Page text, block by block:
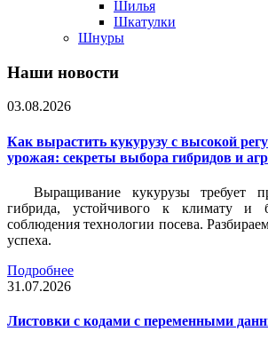
Шилья
Шкатулки
Шнуры
Наши новости
03.08.2026
Как вырастить кукурузу с высокой
урожая: секреты выбора гибридов и
Выращивание кукурузы требует
гибрида, устойчивого к климату и
соблюдения технологии посева.
успеха.
Подробнее
31.07.2026
Листовки c кодами с переменными